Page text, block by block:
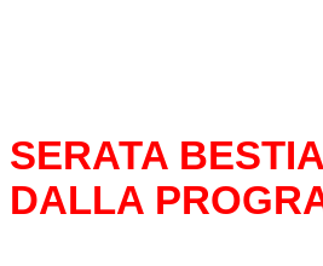
SERATA
DALLA